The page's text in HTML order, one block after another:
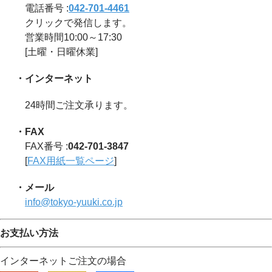
電話番号 :042-701-4461
クリックで発信します。
営業時間10:00～17:30
[土曜・日曜休業]
・インターネット
24時間ご注文承ります。
・FAX
FAX番号 :042-701-3847
FAX用紙一覧ページ
・メール
info@tokyo-yuuki.co.jp
お支払い方法
インターネットご注文の場合